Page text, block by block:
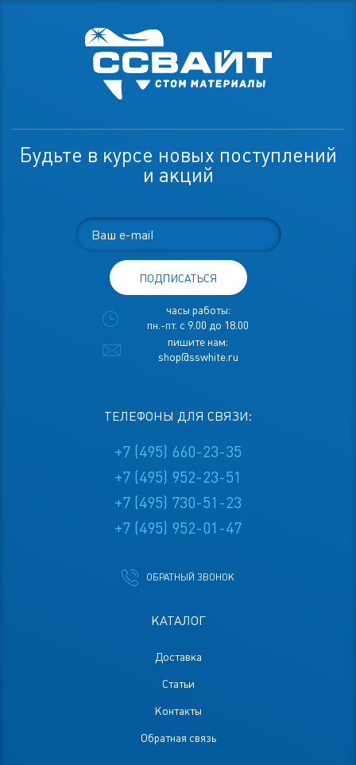
КАТАЛОГ
Доставка
Статьи
Контакты
Обратная связь
Будьте в курсе новых поступлений
и акций
ПОДПИСАТЬСЯ
часы работы:
пн.-пт. с 9.00 до 18.00
пишите нам:
shop@sswhite.ru
ТЕЛЕФОНЫ ДЛЯ СВЯЗИ:
+7 (495) 660-23-35
+7 (495) 952-23-51
+7 (495) 730-51-23
+7 (495) 952-01-47
ОБРАТНЫЙ ЗВОНОК